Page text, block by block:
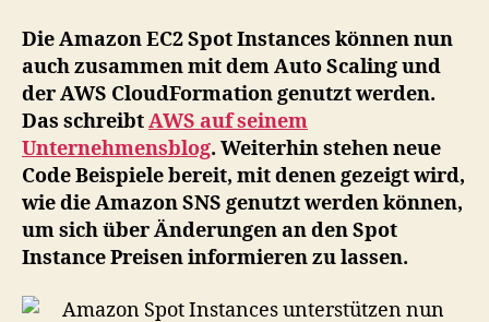
Die Amazon EC2 Spot Instances können nun
auch zusammen mit dem Auto Scaling und
der AWS CloudFormation genutzt werden.
Das schreibtAWS auf seinem
Unternehmensblog. Weiterhin stehen neue
Code Beispiele bereit, mit denen gezeigt wird,
wie die Amazon SNS genutzt werden können,
um sich über Änderungen an den Spot
Instance Preisen informieren zu lassen.